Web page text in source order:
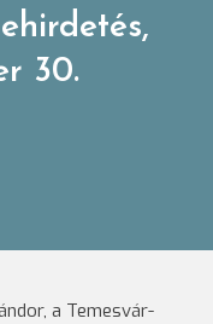
30.
a Temesvár-